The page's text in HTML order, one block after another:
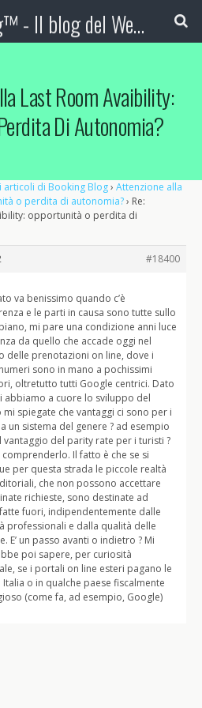
Booking Blog™ - Il blog del Web Marketing Turistico
Last Room Avaibility:
Di Autonomia?
articoli di Booking Blog› Attenzione alla
o perdita di autonomia?› Re:
opportunità o perdita di
#18400
va benissimo quando c’è
e le parti in causa sono tutte sullo
mi pare una condizione anni luce
da quello che accade oggi nel
delle prenotazioni on line, dove i
sono in mano a pochissimi
oltretutto tutti Google centrici. Dato
abbiamo a cuore lo sviluppo del
spiegate che vantaggi ci sono per i
un sistema del genere ? ad esempio
vantaggio del parity rate per i turisti ?
Il fatto è che se si
per questa strada le piccole realtà
che non possono accettare
richieste, sono destinate ad
fuori, indipendentemente dalle
professionali e dalla qualità delle
E’ un passo avanti o indietro ? Mi
poi sapere, per curiosità
se i portali on line esteri pagano le
Italia o in qualche paese fiscalmente
(come fa, ad esempio, Google)